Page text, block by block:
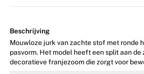
Beschrijving
Mouwloze jurk van zachte stof met ronde
pasvorm. Het model heeft een split aan de
decoratieve franjezoom die zorgt voor